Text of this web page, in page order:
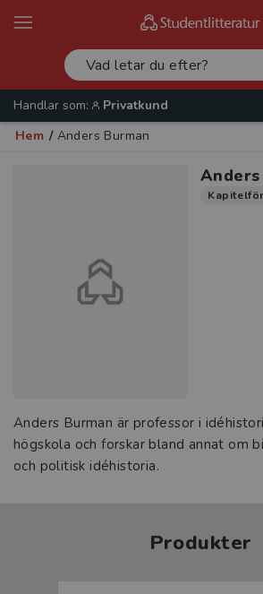
Handlar som:
Privatkund
Hem / Anders Burman
Anders Burman är professor i
högskola och forskar bland annat om
och politisk idéhistoria.
Produkter